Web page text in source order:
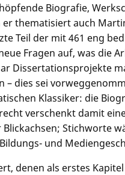
Biografie,
thematisiert auch
Teil der mit 461 eng
Fragen auf, was die
Dissertationsprojekte
dies sei
Klassiker: die
verschenkt damit
Stichworte
und
denen als erstes